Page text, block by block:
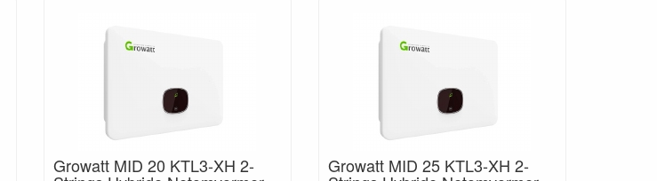
Growatt MID 20 KTL3-XH 2- Growatt MID 25 KTL3-XH 2-